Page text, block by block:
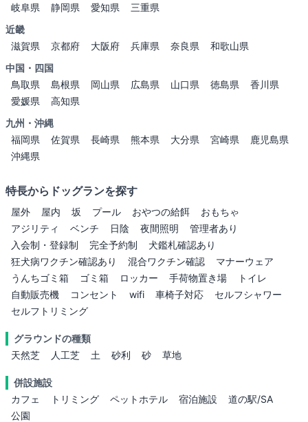
岐阜県
静岡県 愛知県
三重県
近畿
滋賀県
京都府 大阪府 兵庫県 奈良県
和歌山県
中国・四国
鳥取県
島根県 岡山県 広島県 山口県 徳島県
香川県
愛媛県
高知県
九州・沖縄
福岡県
佐賀県 長崎県 熊本県 大分県 宮崎県
鹿児島県
沖縄県
特長からドッグランを探す
屋外 屋内 坂 プール おやつの給餌
おもちゃ
アジリティ
ベンチ 日陰 夜間照明
管理者あり
入会制・登録制
完全予約制
犬鑑札確認あり
狂犬病ワクチン確認あり
混合ワクチン確認
マナーウェア
うんちゴミ箱
ゴミ箱 ロッカー 手荷物置き場
トイレ
自動販売機
コンセント wifi 車椅子対応
セルフシャワー
セルフトリミング
グラウンドの種類
天然芝
人工芝 土 砂利 砂 草地
併設施設
カフェ
トリミング ペットホテル 宿泊施設
道の駅/SA
公園